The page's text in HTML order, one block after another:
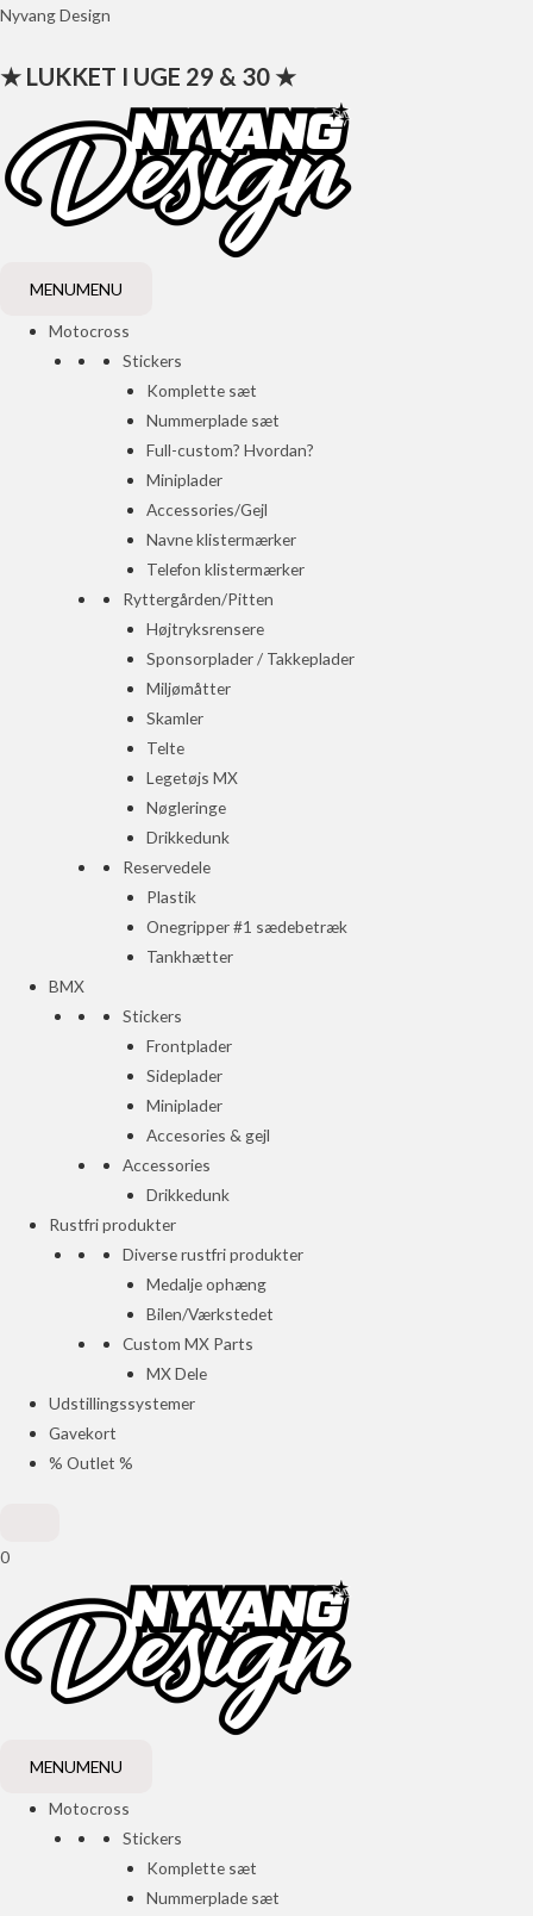
Gå
indholdet
Nyvang Design
★ LUKKET I UGE 29 & 30 ★
MENUMENU
Motocross
Stickers
Komplette sæt
Nummerplade sæt
Full-custom? Hvordan?
Miniplader
Accessories/Gejl
Navne klistermærker
Telefon klistermærker
Ryttergården/Pitten
Højtryksrensere
Sponsorplader / Takkeplader
Miljømåtter
Skamler
Telte
Legetøjs MX
Nøgleringe
Drikkedunk
Reservedele
Plastik
Onegripper #1 sædebetræk
Tankhætter
BMX
Stickers
Frontplader
Sideplader
Miniplader
Accesories & gejl
Accessories
Drikkedunk
Rustfri produkter
Diverse rustfri produkter
Medalje ophæng
Bilen/Værkstedet
Custom MX Parts
MX Dele
Udstillingssystemer
Gavekort
% Outlet %
0
MENUMENU
Motocross
Stickers
Komplette sæt
Nummerplade sæt